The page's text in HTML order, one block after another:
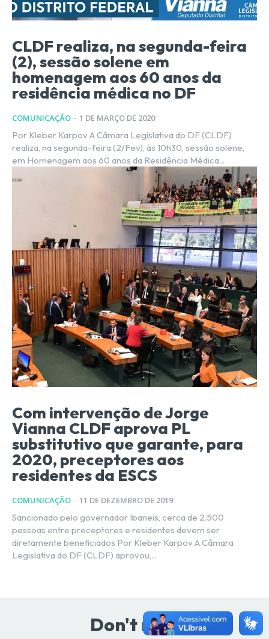
CLDF realiza, na segunda-feira
(2), sessão solene em
homenagem aos 60 anos da
residência médica no DF
COMUNICAÇÃO - 1 DE MARÇO DE 2020
Por Kleber Karpov A Câmara Legislativa do DF (CLDF)
realiza, na segunda-feira (2/Fev), às 10h30, sessão solene,
em Homenagem aos 60 anos da Residência Médica...
Com intervenção de Jorge
Vianna CLDF aprova PL
substitutivo que garante, para
2020, preceptores aos
residentes da ESCS
COMUNICAÇÃO - 11 DE DEZEMBRO DE 2019
Sancionado pelo governador Ibaneis, cerca de 2.500
pessoas entre preceptores e residentes devem ser
diretamente beneficiados Por Kleber Karpov A Câmara
Legislativa do DF (CLDF) aprovou,...
Don't miss